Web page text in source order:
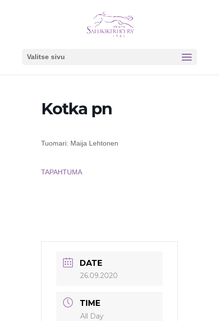
Valitse sivu
Kotka pn
Tuomari: Maija Lehtonen
TAPAHTUMA
DATE
26.09.2020
TIME
All Day